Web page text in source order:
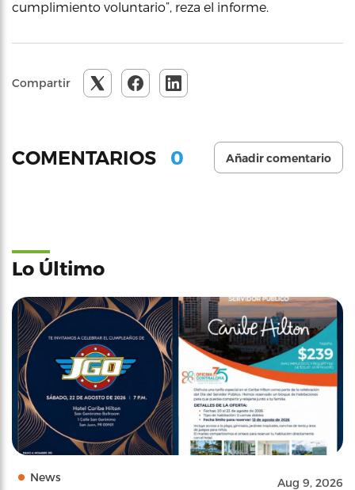
cumplimiento voluntario”, reza el informe.
Compartir
COMENTARIOS 0 Añadir comentario
Lo Último
News Aug 9, 2026